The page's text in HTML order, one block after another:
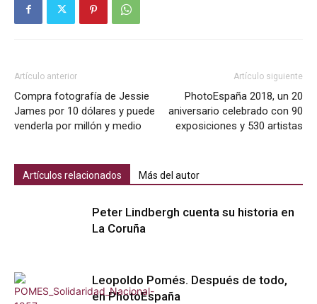
Artículo anterior
Compra fotografía de Jessie
James por 10 dólares y puede
venderla por millón y medio
Artículo siguiente
PhotoEspaña 2018, un 20
aniversario celebrado con 90
exposiciones y 530 artistas
Artículos relacionados Más del autor
Peter Lindbergh cuenta su historia en
La Coruña
Leopoldo Pomés. Después de todo,
en PhotoEspaña